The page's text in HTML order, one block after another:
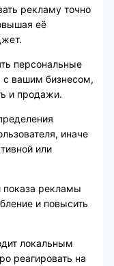
рекламу точно
её
персональные
вашим бизнесом,
и продажи.
иначе
или
показа рекламы
и повысить
локальным
реагировать на